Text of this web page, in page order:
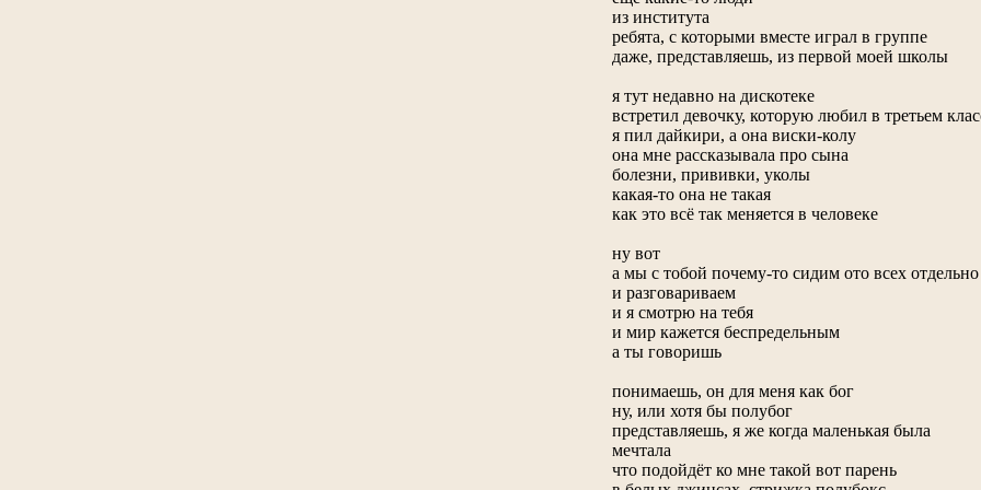
из института
ребята, с которыми вместе играл в группе
даже, представляешь, из первой моей школы
я тут недавно на дискотеке
встретил девочку, которую любил в третьем
я пил дайкири, а она виски-колу
она мне рассказывала про сына
болезни, прививки, уколы
какая-то она не такая
как это всё так меняется в человеке
ну вот
а мы с тобой почему-то сидим ото всех отдельно
и разговариваем
и я смотрю на тебя
и мир кажется беспредельным
а ты говоришь
понимаешь, он для меня как бог
ну, или хотя бы полубог
представляешь, я же когда маленькая была
мечтала
что подойдёт ко мне такой вот парень